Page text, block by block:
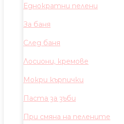
Еднократни пелени
За баня
След баня
Лосиони, кремове
Мокри кърпички
Паста за зъби
При смяна на пелените